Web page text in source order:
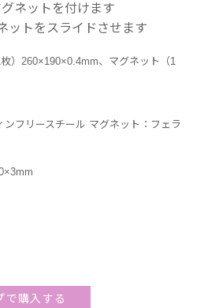
ネットを付けます
ットをスライドさせます
）260×190×0.4mm、マグネット（1
フリースチール マグネット：フェラ
で購入する